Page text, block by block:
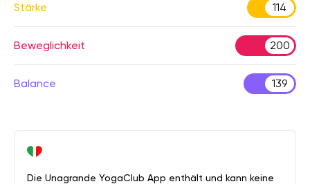
Stärke 114
Beweglichkeit 200
Balance 139
Die Unagrande YogaClub App enthält und kann keine